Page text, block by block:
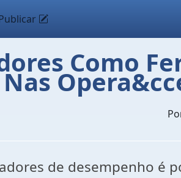
Como
Nas
de desempenho é